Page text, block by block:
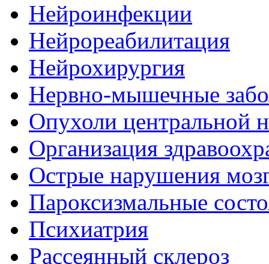
Нейроинфекции
Нейрореабилитация
Нейрохирургия
Нервно-мышечные
Опухоли центральной
Организация
Острые нарушения
Пароксизмальные
Психиатрия
Рассеянный склероз